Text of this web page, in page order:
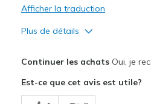
Afficher la traduction
Plus de détails
Comfortable
Continuer les achatsOui, je
Est-ce que cet avis est utile?